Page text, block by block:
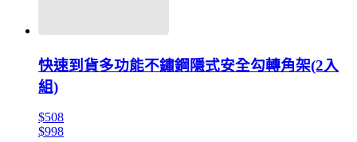
快速到貨多功能不鏽鋼隱式安全勾轉角架(2入
組)
$508
$998